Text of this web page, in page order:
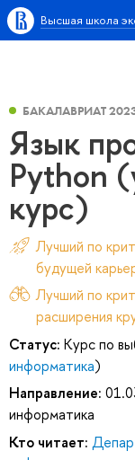
Высшая школа
БАКАЛАВРИАТ
Язык
Python
курс)
Лучший по
будущей
Лучший по
расширения
Статус: Курс по
информатика)
Направление:
информатика
Кто читает: